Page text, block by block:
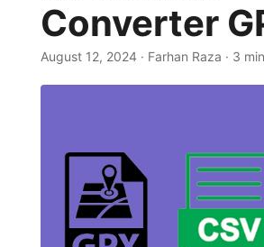
Converter
August 12, 2024 · Farhan Raza · 3